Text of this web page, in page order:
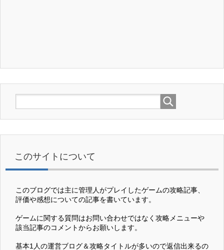
このサイトについて
このブログでは主に管理人がプレイしたゲームの攻略記事、
評価や感想についての記事を書いています。
ゲームに関する質問はお問い合わせではなく攻略メニューや
該当記事のコメントからお願いします。
基本1人の運営ブログ＆攻略タイトルが多いので返信出来るの